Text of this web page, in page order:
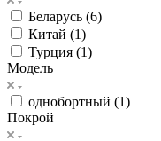
Беларусь (6)
Китай (1)
Турция (1)
Модель
однобортный (1)
Покрой